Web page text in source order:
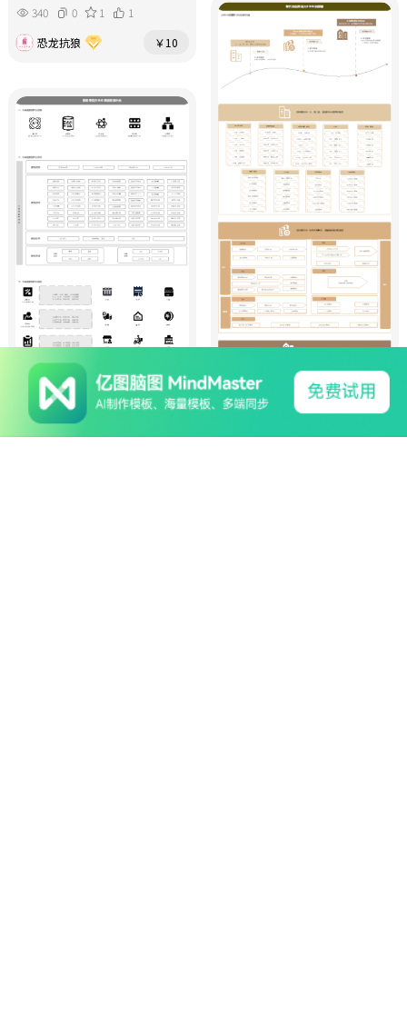
340 0 1
1
恐龙抗狼
￥10
搭建零售行业全渠道数据中台
225 0 1
2